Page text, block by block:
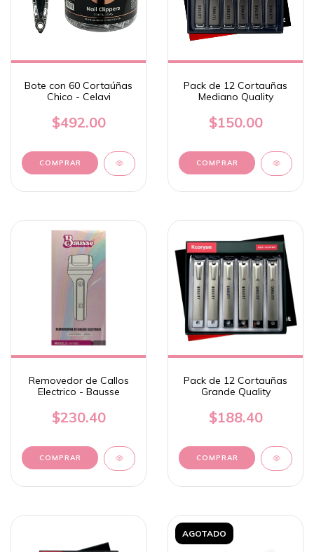
Bote con 60 Cortaúñas
Chico - Celavi
$492.00
Pack de 12 Cortauñas
Mediano Quality
$150.00
Removedor de Callos
Electrico - Bausse
$230.40
Pack de 12 Cortauñas
Grande Quality
$188.40
AGOTADO